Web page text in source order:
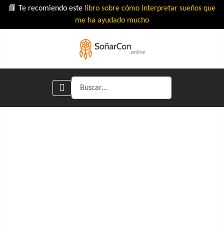
📘 Te recomiendo este libro sobre cómo interpretar sueños que
me ha ayudado mucho
Buscar